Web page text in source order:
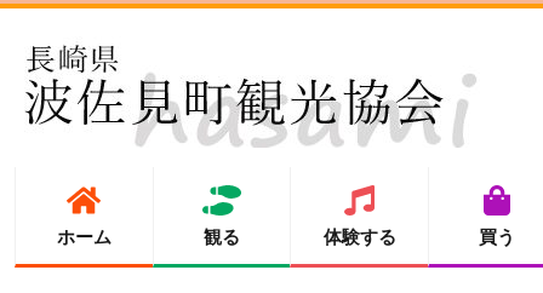
ホーム 観る 体験する 買う